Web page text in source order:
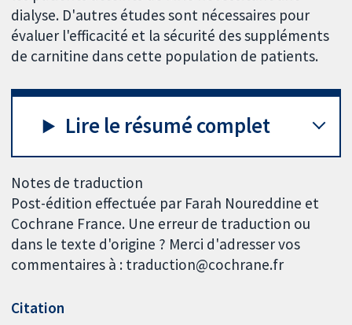
dialyse. D'autres études sont nécessaires pour
évaluer l'efficacité et la sécurité des suppléments
de carnitine dans cette population de patients.
Lire le résumé complet
Notes de traduction
Post-édition effectuée par Farah Noureddine et
Cochrane France. Une erreur de traduction ou
dans le texte d'origine ? Merci d'adresser vos
commentaires à : traduction@cochrane.fr
Citation